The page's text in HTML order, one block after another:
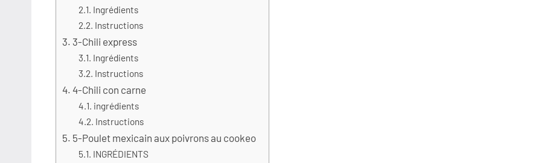
Ingrédients
Instructions
3-Chili express
Ingrédients
Instructions
4-Chili con carne
ingrédients
Instructions
5-Poulet mexicain aux poivrons au cookeo
INGRÉDIENTS